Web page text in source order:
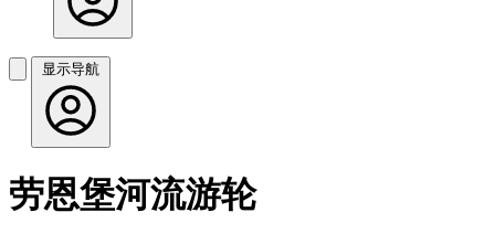
显示导航
劳恩堡河流游轮